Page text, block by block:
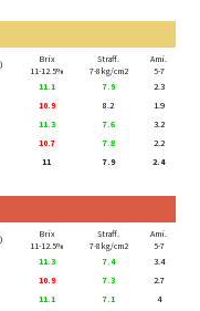
Brix
11-12.5%
Straff.
7-8kg/cm2
Ami.
5-7
11.1 7.9
2.3
10.9 8.2
1.9
11.3 7.6
3.2
10.7 7.8
2.2
11 7.9 2.4
Brix
11-12.5%
Straff.
7-8kg/cm2
Ami.
5-7
11.3 7.4
3.4
10.9 7.3
2.7
11.1 7.1
4